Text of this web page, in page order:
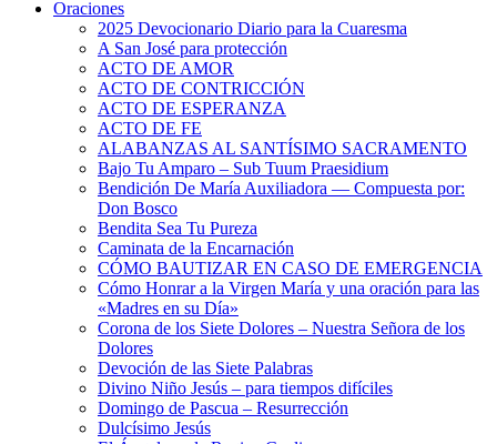
Oraciones
2025 Devocionario Diario para la Cuaresma
A San José para protección
ACTO DE AMOR
ACTO DE CONTRICCIÓN
ACTO DE ESPERANZA
ACTO DE FE
ALABANZAS AL SANTÍSIMO SACRAMENTO
Bajo Tu Amparo – Sub Tuum Praesidium
Bendición De María Auxiliadora — Compuesta por:
Don Bosco
Bendita Sea Tu Pureza
Caminata de la Encarnación
CÓMO BAUTIZAR EN CASO DE EMERGENCIA
Cómo Honrar a la Virgen María y una oración para las
«Madres en su Día»
Corona de los Siete Dolores – Nuestra Señora de los
Dolores
Devoción de las Siete Palabras
Divino Niño Jesús – para tiempos difíciles
Domingo de Pascua – Resurrección
Dulcísimo Jesús